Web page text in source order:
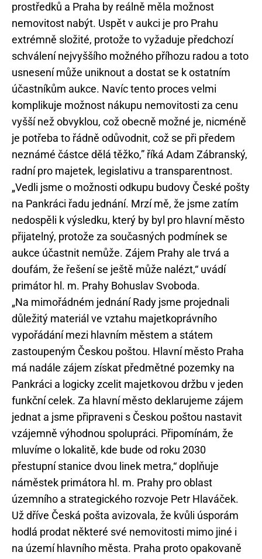
prostředků a Praha by reálně měla možnost
nemovitost nabýt. Uspět v aukci je pro Prahu
extrémně složité, protože to vyžaduje předchozí
schválení nejvyššího možného příhozu radou a toto
usnesení může uniknout a dostat se k ostatním
účastníkům aukce. Navíc tento proces velmi
komplikuje možnost nákupu nemovitosti za cenu
vyšší než obvyklou, což obecně možné je, nicméně
je potřeba to řádně odůvodnit, což se při předem
neznámé částce dělá těžko,” říká Adam Zábranský,
radní pro majetek, legislativu a transparentnost.
„Vedli jsme o možnosti odkupu budovy České pošty
na Pankráci řadu jednání. Mrzí mě, že jsme zatím
nedospěli k výsledku, který by byl pro hlavní město
přijatelný, protože za současných podmínek se
aukce účastnit nemůže. Zájem Prahy ale trvá a
doufám, že řešení se ještě může nalézt,“ uvádí
primátor hl. m. Prahy Bohuslav Svoboda.
„Na mimořádném jednání Rady jsme projednali
důležitý materiál ve vztahu majetkoprávního
vypořádání mezi hlavním městem a státem
zastoupeným Českou poštou. Hlavní město Praha
má nadále zájem získat předmětné pozemky na
Pankráci a logicky zcelit majetkovou držbu v jeden
funkční celek. Za hlavní město deklarujeme zájem
jednat a jsme připraveni s Českou poštou nastavit
vzájemně výhodnou spolupráci. Připomínám, že
mluvíme o lokalitě, kde bude od roku 2030
přestupní stanice dvou linek metra,“ doplňuje
náměstek primátora hl. m. Prahy pro oblast
územního a strategického rozvoje Petr Hlaváček.
Už dříve Česká pošta avizovala, že kvůli úsporám
hodlá prodat některé své nemovitosti mimo jiné i
na území hlavního města. Praha proto opakovaně